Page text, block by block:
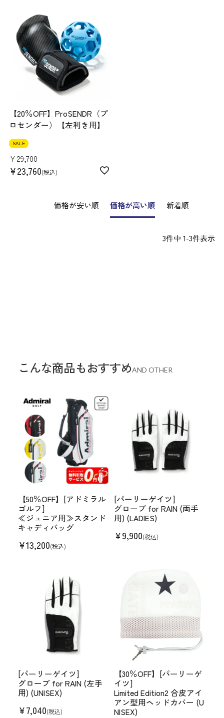
【20％OFF】ProSENDR（プ
ロセンダー）【左利き用】
SALE
¥29,700
¥23,760 税込
価格が安い順 価格が高い順 新着順
3件中 1-3件表示
こんな商品もおすすめAND OTHER
【50％OFF】[アドミラル
ゴルフ]
≪ジュニア用≫スタンド
キャディバッグ
¥13,200(税込)
[パーリーゲイツ]
グローブ for RAIN (両手
用) (LADIES)
¥9,900(税込)
[パーリーゲイツ]
グローブ for RAIN (左手
用) (UNISEX)
¥7,040(税込)
【30％OFF】[パーリーゲ
イツ]
Limited Edition2 合皮アイ
アン型用ヘッドカバー (U
NISEX)